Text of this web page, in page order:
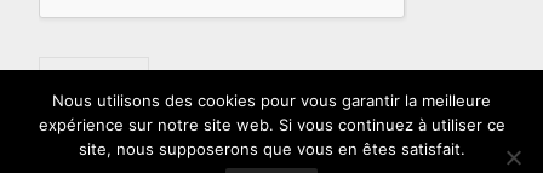
Nous utilisons des cookies pour vous garantir la meilleure
expérience sur notre site web. Si vous continuez à utiliser ce
site, nous supposerons que vous en êtes satisfait.